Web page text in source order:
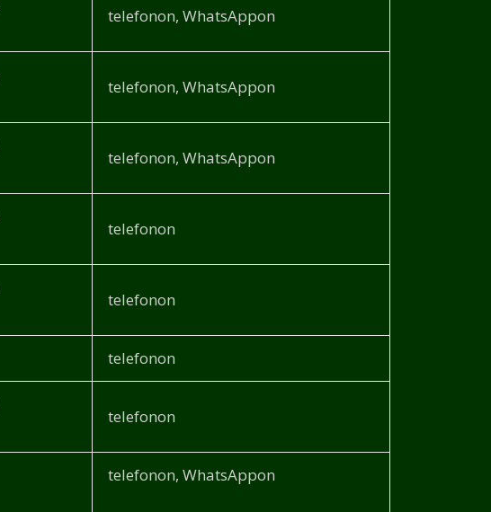
telefonon, WhatsAppon
telefonon, WhatsAppon
telefonon, WhatsAppon
telefonon
telefonon
telefonon
telefonon
telefonon, WhatsAppon